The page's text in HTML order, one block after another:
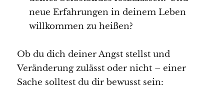
neue Erfahrungen in deinem Leben
willkommen zu heißen?
Ob du dich deiner Angst stellst und
Veränderung zulässt oder nicht – einer
Sache solltest du dir bewusst sein: